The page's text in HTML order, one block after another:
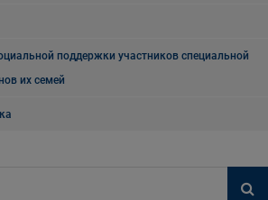
поддержки участников специальной
их семей